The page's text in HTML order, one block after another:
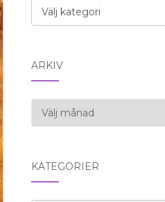
Kategorier
ARKIV
Arkiv
KATEGORIER